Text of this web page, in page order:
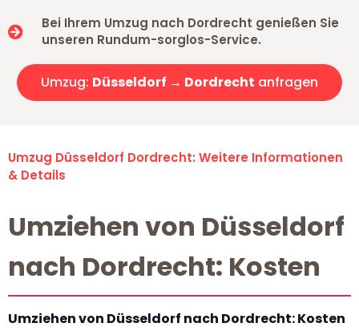
Bei Ihrem Umzug nach Dordrecht genießen Sie
unseren Rundum-sorglos-Service.
Umzug: Düsseldorf → Dordrecht anfragen
Umzug Düsseldorf Dordrecht: Weitere Informationen
& Details
Umziehen von Düsseldorf
nach Dordrecht: Kosten
Umziehen von Düsseldorf nach Dordrecht: Kosten